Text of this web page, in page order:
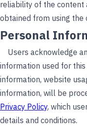
reliability of the content
obtained from using
Personal
Users acknowledge
information used for
information, website
information, will be
Privacy Policy, which
details and conditions.